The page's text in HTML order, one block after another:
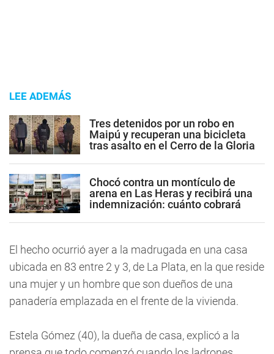
LEE ADEMÁS
Tres detenidos por un robo en
Maipú y recuperan una bicicleta
tras asalto en el Cerro de la Gloria
Chocó contra un montículo de
arena en Las Heras y recibirá una
indemnización: cuánto cobrará
El hecho ocurrió ayer a la madrugada en una casa
ubicada en 83 entre 2 y 3, de La Plata, en la que reside
una mujer y un hombre que son dueños de una
panadería emplazada en el frente de la vivienda.
Estela Gómez (40), la dueña de casa, explicó a la